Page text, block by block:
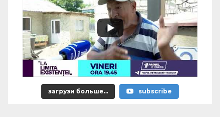
загрузи больше... subscribe